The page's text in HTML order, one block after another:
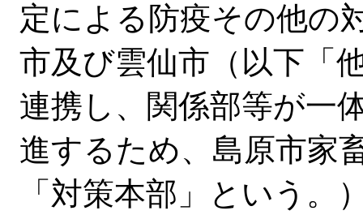
定による防疫その他の
市及び雲仙市（以下「
連携し、関係部等が一
進するため、島原市家
「対策本部」という。